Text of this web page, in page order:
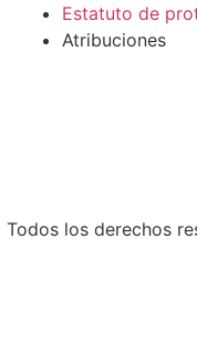
Estatuto de
Atribuciones
los derechos